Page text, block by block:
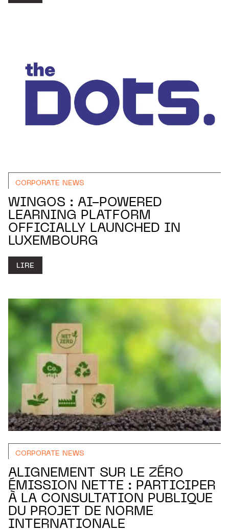
CORPORATE NEWS
WINGOS : AI-POWERED
LEARNING PLATFORM
OFFICIALLY LAUNCHED IN
LUXEMBOURG
LIRE
CORPORATE NEWS
ALIGNEMENT SUR LE ZÉRO
ÉMISSION NETTE : PARTICIPER
À LA CONSULTATION PUBLIQUE
DU PROJET DE NORME
INTERNATIONALE